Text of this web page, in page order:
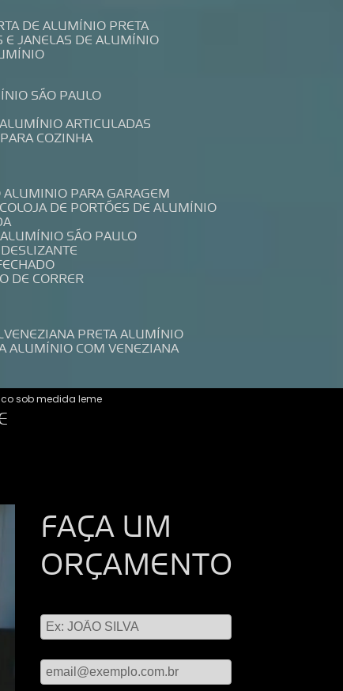
DE ALUMÍNIO PRETA
E JANELAS DE ALUMÍNIO
SÃO PAULO
ALUMÍNIO ARTICULADAS
COZINHA
ALUMINIO PARA GARAGEM
LOJA DE PORTÕES DE ALUMÍNIO
ALUMÍNIO SÃO PAULO
DE CORRER
VENEZIANA PRETA ALUMÍNIO
ALUMÍNIO COM VENEZIANA
sob medida leme
FAÇA UM
ORÇAMENTO